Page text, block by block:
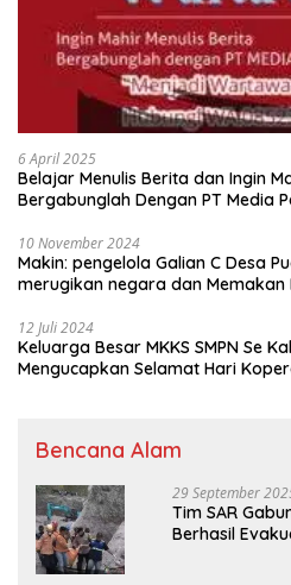
6 April 2025
Belajar Menulis Berita dan Ingin
Bergabunglah Dengan PT Media
10 November 2024
Makin: pengelola Galian C Desa
merugikan negara dan Memakan
12 Juli 2024
Keluarga Besar MKKS SMPN Se
Mengucapkan Selamat Hari Koperasi Nasional Ke 77 Tahun
Bencana Alam
29 September
Tim SAR
Berhasil